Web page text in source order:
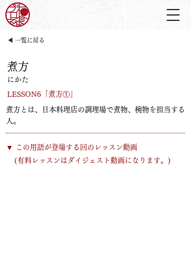
◀ 一覧に戻る
煮方
にかた
LESSON6「煮方①」
煮方とは、日本料理店の調理場で煮物、椀物を担当する
人。
​▼ この用語が登場する回のレッスン動画
​(有料レッスンはダイジェスト動画になります。)